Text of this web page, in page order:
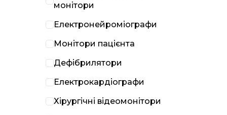
монітори
Електронейроміографи
Монітори пацієнта
Дефібрилятори
Електрокардіографи
Хірургічні відеомонітори